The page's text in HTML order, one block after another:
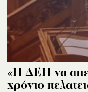
«Η ΔΕΗ να
χρόνιο